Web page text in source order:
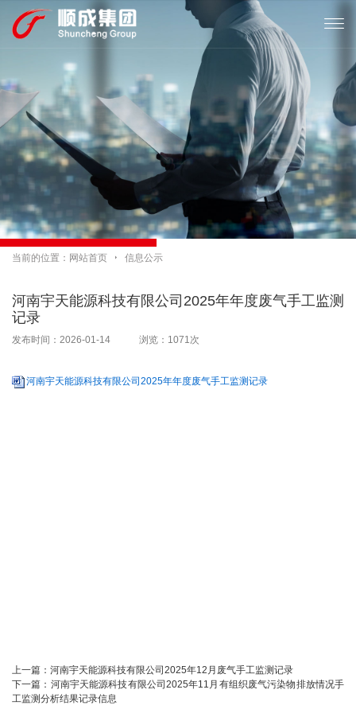

当前的位置： 网站首页  信息公示
河南宇天能源科技有限公司2025年年度废气手工监测
记录
发布时间：2026-01-14 浏览：1071次
河南宇天能源科技有限公司2025年年度废气手工监测记录
上一篇： 河南宇天能源科技有限公司2025年12月废气手工监测记录
下一篇： 河南宇天能源科技有限公司2025年11月有组织废气污染物排放情况手
工监测分析结果记录信息